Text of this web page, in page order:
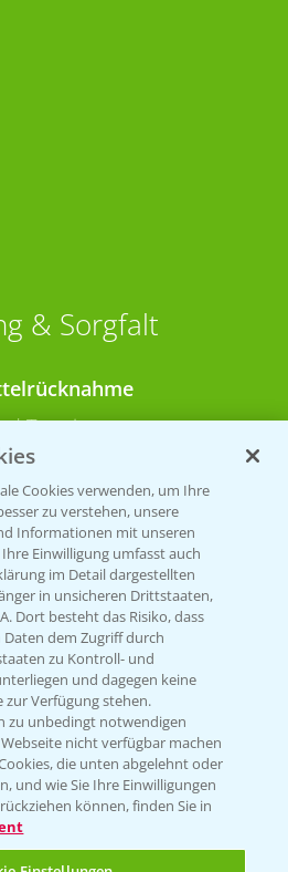
& Sorgfalt
Termine
sicher entsorgen
Termine
346 564 1
30-20220
Cookies verwenden, um Ihre
zu verstehen, unsere
Informationen mit unseren
Einwilligung umfasst auch
im Detail dargestellten
in unsicheren Drittstaaten,
Dort besteht das Risiko, dass
dem Zugriff durch
zu Kontroll- und
und dagegen keine
zur Verfügung stehen.
zu unbedingt notwendigen
nicht verfügbar machen
die unten abgelehnt oder
und wie Sie Ihre Einwilligungen
können, finden Sie in